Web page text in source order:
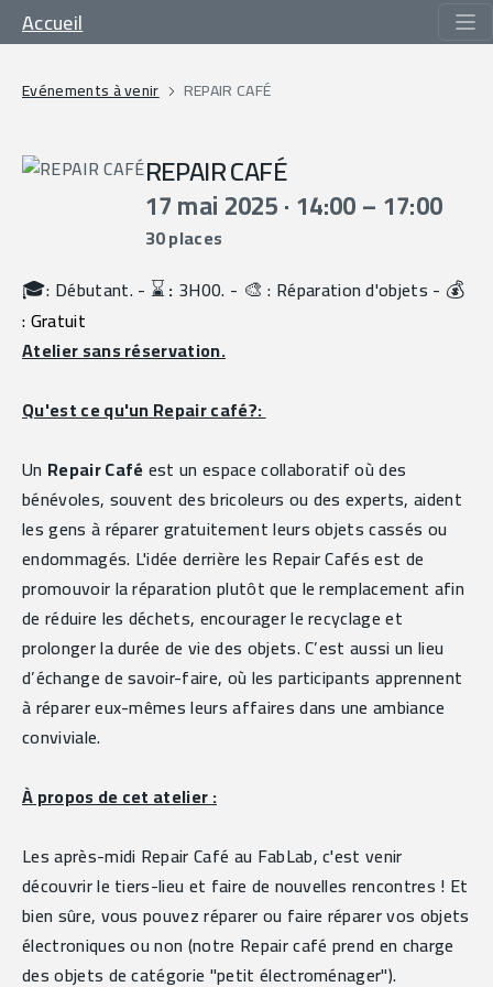
Accueil
Evénements à venir REPAIR CAFÉ
REPAIR CAFÉ
17 mai 2025 · 14:00 – 17:00
30 places
🎓: Débutant. - ⌛️ : 3H00. - 🎨 : Réparation d'objets - 💰
: Gratuit
Atelier sans réservation.
Qu'est ce qu'un Repair café?:
Un Repair Café est un espace collaboratif où des
bénévoles, souvent des bricoleurs ou des experts, aident
les gens à réparer gratuitement leurs objets cassés ou
endommagés. L'idée derrière les Repair Cafés est de
promouvoir la réparation plutôt que le remplacement afin
de réduire les déchets, encourager le recyclage et
prolonger la durée de vie des objets. C’est aussi un lieu
d’échange de savoir-faire, où les participants apprennent
à réparer eux-mêmes leurs affaires dans une ambiance
conviviale.
À propos de cet atelier :
Les après-midi Repair Café au FabLab, c'est venir
découvrir le tiers-lieu et faire de nouvelles rencontres ! Et
bien sûre, vous pouvez réparer ou faire réparer vos objets
électroniques ou non (notre Repair café prend en charge
des objets de catégorie "petit électroménager").